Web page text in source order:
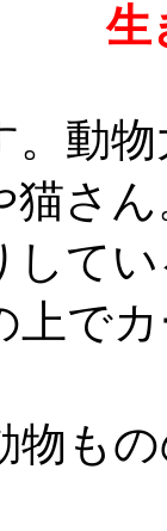
生
動物
さ
して
上で
も